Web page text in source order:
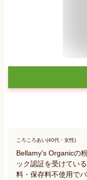
ころころあい(40代・女性)
Bellamy's Organicの
ック認証を受けてい
料・保存料不使用で